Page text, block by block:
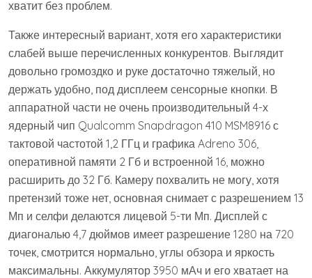
хватит без проблем.
Также интересный вариант, хотя его характеристики
слабей выше перечисленных конкурентов. Выглядит
довольно громоздко и руке достаточно тяжелый, но
держать удобно, под дисплеем сенсорные кнопки. В
аппаратной части не очень производительный 4-х
ядерный чип Qualcomm Snapdragon 410 MSM8916 с
тактовой частотой 1,2 ГГц и графика Adreno 306,
оперативной памяти 2 Гб и встроенной 16, можно
расширить до 32 Гб. Камеру похвалить не могу, хотя
претензий тоже нет, основная снимает с разрешением 13
Мп и селфи делаются лицевой 5-ти Мп. Дисплей с
диагональю 4,7 дюймов имеет разрешение 1280 на 720
точек, смотрится нормально, углы обзора и яркость
максимальны. Аккумулятор 3950 мАч и его хватает на